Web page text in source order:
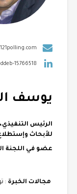
15766518
يوسف
للأبحاث
عضو في اللجنة
مجالات الخبرة :